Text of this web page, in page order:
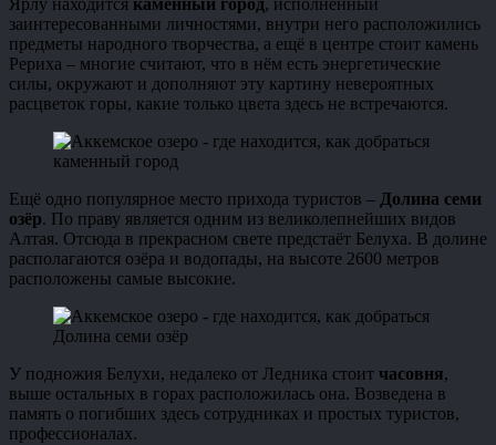
Ярлу находится каменный город, исполненный
заинтересованными личностями, внутри него расположились
предметы народного творчества, а ещё в центре стоит камень
Рериха – многие считают, что в нём есть энергетические
силы, окружают и дополняют эту картину невероятных
расцветок горы, какие только цвета здесь не встречаются.
каменный город
Ещё одно популярное место прихода туристов – Долина семи
озёр. По праву является одним из великолепнейших видов
Алтая. Отсюда в прекрасном свете предстаёт Белуха. В долине
располагаются озёра и водопады, на высоте 2600 метров
расположены самые высокие.
Долина семи озёр
У подножия Белухи, недалеко от Ледника стоит часовня,
выше остальных в горах расположилась она. Возведена в
память о погибших здесь сотрудниках и простых туристов,
профессионалах.